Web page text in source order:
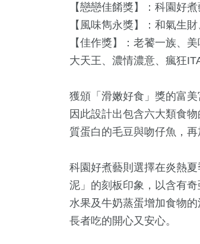
【戀戀佳餚獎】：科園好
【風味雋永獎】：和氣生
【佳作獎】：老饕一族、
大天王、濃情濃意、瘋狂
獲頒「滑嫩好食」獎的富
因此設計出包含六大類食
質蛋白的毛豆與吻仔魚，
科園好煮藝則選擇在炎熱
泥」的刻板印象，以含有
水果及牛奶蒸蛋增加食物
長者吃的開心又安心。